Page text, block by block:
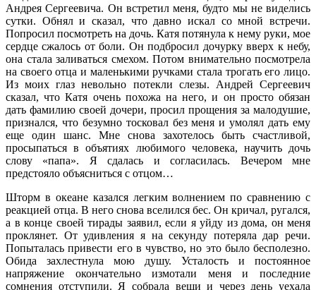
Андрея Сергеевича. Он встретил меня, будто мы не виделись
сутки. Обнял и сказал, что давно искал со мной встречи.
Попросил посмотреть на дочь. Катя потянула к нему руки, мое
сердце сжалось от боли. Он подбросил дочурку вверх к небу,
она стала заливаться смехом. Потом внимательно посмотрела
на своего отца и маленькими ручками стала трогать его лицо.
Из моих глаз невольно потекли слезы. Андрей Сергеевич
сказал, что Катя очень похожа на него, и он просто обязан
дать фамилию своей дочери, просил прощения за малодушие,
признался, что безумно тосковал без меня и умолял дать ему
еще один шанс. Мне снова захотелось быть счастливой,
просыпаться в объятиях любимого человека, научить дочь
слову «папа». Я сдалась и согласилась. Вечером мне
предстояло объясниться с отцом…
Шторм в океане казался легким волнением по сравнению с
реакцией отца. В него снова вселился бес. Он кричал, ругался,
а в конце своей тирады заявил, если я уйду из дома, он меня
проклянет. От удивления я на секунду потеряла дар речи.
Попыталась привести его в чувство, но это было бесполезно.
Обида захлестнула мою душу. Усталость и постоянное
напряжение окончательно измотали меня и последние
сомнения отступили. Я собрала вещи и через день уехала